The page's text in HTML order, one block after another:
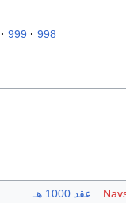
998
999
عقد 1000 هـ